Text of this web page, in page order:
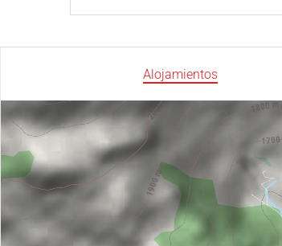
Alojamientos